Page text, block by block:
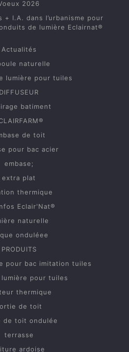
2026
+ I.A. dans l’urbanisme pour
de lumière Eclairnat®
Actualités
naturelle
lumière pour tuiles
DIFFUSEUR
batiment
de toit
pour bac acier
embase;
extra plat
thermique
Eclair'Nat®
naturelle
onduléee
PRODUITS
pour bac imitation tuiles
pour tuiles
thermique
de toit
de toit ondulée
terrasse
ardoise